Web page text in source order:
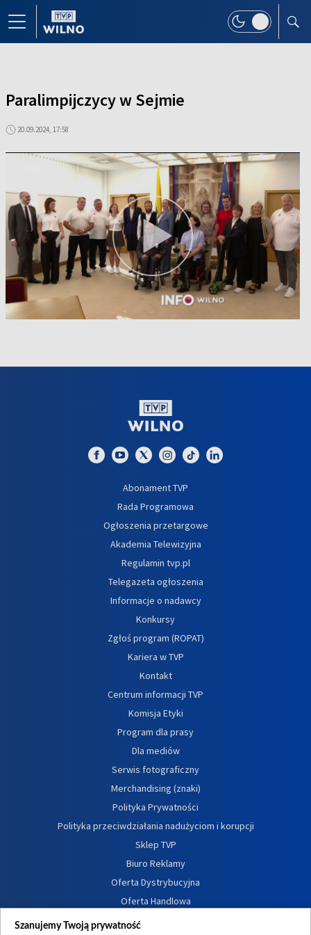
Paralimpijczycy w Sejmie
20.09.2024, 17:58
Abonament TVP
Rada Programowa
Ogłoszenia przetargowe
Akademia Telewizyjna
Regulamin tvp.pl
Telegazeta ogłoszenia
Informacje o nadawcy
Konkursy
Zgłoś program (ROPAT)
Kariera w TVP
Kontakt
Centrum informacji TVP
Komisja Etyki
Program dla prasy
Dla mediów
Serwis fotograficzny
Merchandising (znaki)
Polityka Prywatności
Polityka przeciwdziałania nadużyciom i korupcji
Sklep TVP
Biuro Reklamy
Oferta Dystrybucyjna
Oferta Handlowa
Dostępność
Szanujemy Twoją prywatność